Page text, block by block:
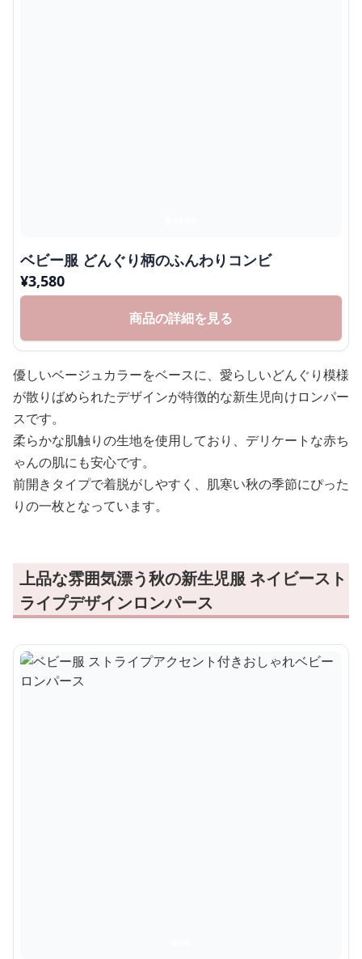
ベビー服 どんぐり柄のふんわりコンビ
¥3,580
商品の詳細を見る
優しいベージュカラーをベースに、愛らしいどんぐり模様
が散りばめられたデザインが特徴的な新生児向けロンパー
スです。
柔らかな肌触りの生地を使用しており、デリケートな赤ち
ゃんの肌にも安心です。
前開きタイプで着脱がしやすく、肌寒い秋の季節にぴった
りの一枚となっています。
上品な雰囲気漂う秋の新生児服 ネイビースト
ライプデザインロンパース